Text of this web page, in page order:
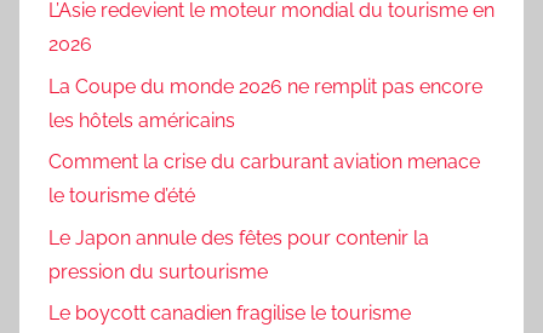
L’Asie redevient le moteur mondial du tourisme en
2026
La Coupe du monde 2026 ne remplit pas encore
les hôtels américains
Comment la crise du carburant aviation menace
le tourisme d’été
Le Japon annule des fêtes pour contenir la
pression du surtourisme
Le boycott canadien fragilise le tourisme